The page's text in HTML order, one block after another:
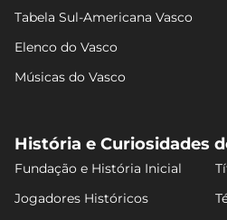
Tabela Sul-Americana Vasco
Elenco do Vasco
Músicas do Vasco
História e Curiosidades
Fundação e História Inicial
Jogadores Históricos